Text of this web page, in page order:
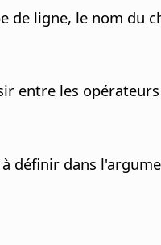
ligne, le nom du
entre les opérateurs
définir dans